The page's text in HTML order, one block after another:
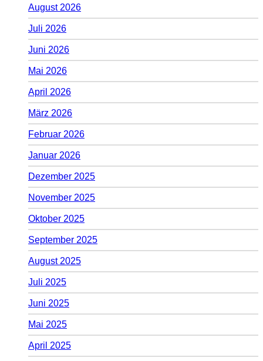
August 2026
Juli 2026
Juni 2026
Mai 2026
April 2026
März 2026
Februar 2026
Januar 2026
Dezember 2025
November 2025
Oktober 2025
September 2025
August 2025
Juli 2025
Juni 2025
Mai 2025
April 2025